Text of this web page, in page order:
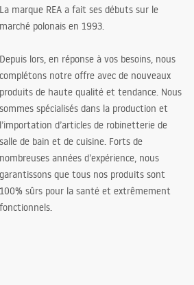
La marque REA a fait ses débuts sur le
marché polonais en 1993.
Depuis lors, en réponse à vos besoins, nous
complétons notre offre avec de nouveaux
produits de haute qualité et tendance. Nous
sommes spécialisés dans la production et
l’importation d’articles de robinetterie de
salle de bain et de cuisine. Forts de
nombreuses années d’expérience, nous
garantissons que tous nos produits sont
100% sûrs pour la santé et extrêmement
fonctionnels.